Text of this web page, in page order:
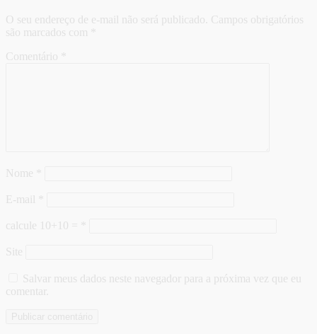
O seu endereço de e-mail não será publicado. Campos obrigatórios
são marcados com
Comentário
Nome
E-mail
calcule 10+10 =
Site
Salvar meus dados neste navegador para a próxima vez que eu
comentar.